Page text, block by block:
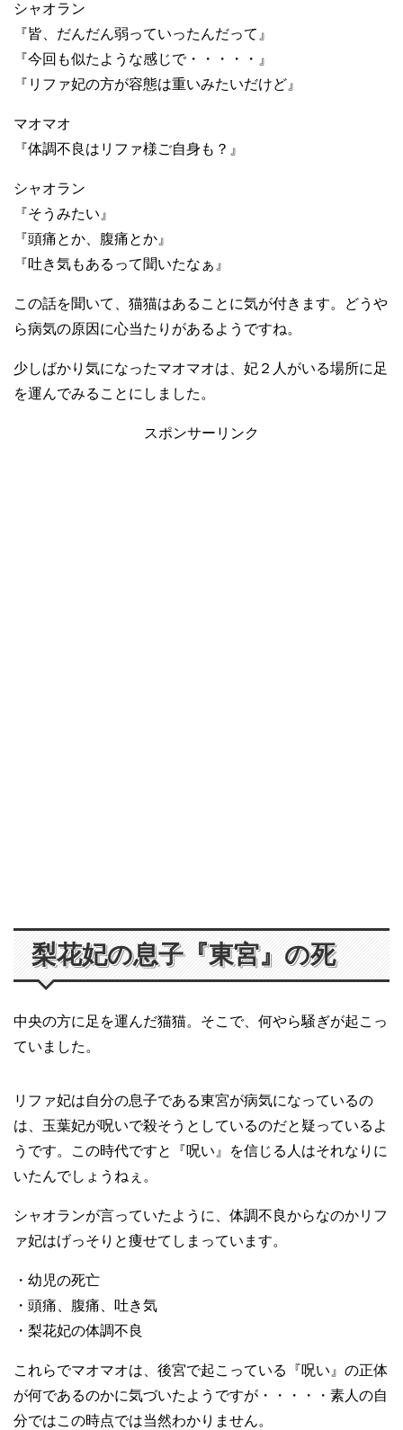
シャオラン
『皆、だんだん弱っていったんだって』
『今回も似たような感じで・・・・・』
『リファ妃の方が容態は重いみたいだけど』
マオマオ
『体調不良はリファ様ご自身も？』
シャオラン
『そうみたい』
『頭痛とか、腹痛とか』
『吐き気もあるって聞いたなぁ』
この話を聞いて、猫猫はあることに気が付きます。どうや
ら病気の原因に心当たりがあるようですね。
少しばかり気になったマオマオは、妃２人がいる場所に足
を運んでみることにしました。
スポンサーリンク
梨花妃の息子『東宮』の死
中央の方に足を運んだ猫猫。そこで、何やら騒ぎが起こっ
ていました。
リファ妃は自分の息子である東宮が病気になっているの
は、玉葉妃が呪いで殺そうとしているのだと疑っているよ
うです。この時代ですと『呪い』を信じる人はそれなりに
いたんでしょうねぇ。
シャオランが言っていたように、体調不良からなのかリフ
ァ妃はげっそりと痩せてしまっています。
・幼児の死亡
・頭痛、腹痛、吐き気
・梨花妃の体調不良
これらでマオマオは、後宮で起こっている『呪い』の正体
が何であるのかに気づいたようですが・・・・・素人の自
分ではこの時点では当然わかりません。